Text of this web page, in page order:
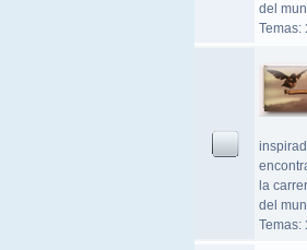
del
Temas:
la
del
Temas: